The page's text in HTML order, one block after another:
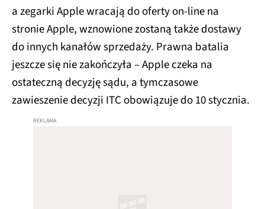
a zegarki Apple wracają do oferty on-line na
stronie Apple, wznowione zostaną także dostawy
do innych kanałów sprzedaży. Prawna batalia
jeszcze się nie zakończyła – Apple czeka na
ostateczną decyzję sądu, a tymczasowe
zawieszenie decyzji ITC obowiązuje do 10 stycznia.